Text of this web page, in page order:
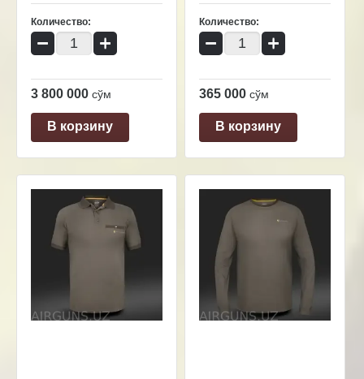
Количество:
− +
3 800 000 сўм
В корзину
Количество:
− +
365 000 сўм
В корзину